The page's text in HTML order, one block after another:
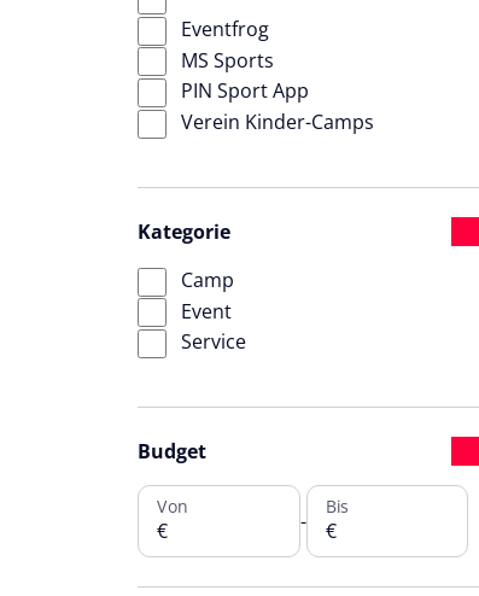
Eventfrog
MS Sports
PIN Sport App
Verein Kinder-Camps
Kategorie
Camp
Event
Service
Budget
Von
€ -
Bis
€